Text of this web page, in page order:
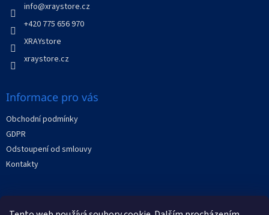
info@xraystore.cz
+420 775 656 970
XRAYstore
xraystore.cz
Informace pro vás
Obchodní podmínky
GDPR
Odstoupení od smlouvy
Kontakty
Facebook